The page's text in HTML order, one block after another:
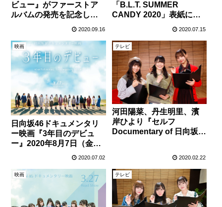
ビュー』がファーストア
ルバムの発売を記念して
2020.09.16
「B.L.T. SUMMER
CANDY 2020」表紙に登
2020.07.15
映画
日向坂46ドキュメンタリ
ー映画『3年目のデビュ
ー』2020年8月7日（金）
全国公開決定！予告編が
も！
2020.07.02
テレビ
河田陽菜、丹生明里、濱
岸ひより『セルフ
Documentary of 日向坂
2020.02.22
映画 テレビ